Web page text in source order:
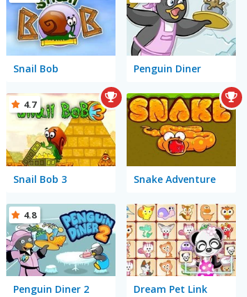
Snail Bob Penguin Diner
Snail Bob 3
4.7
Snake Adventure
Penguin Diner 2
4.8
Dream Pet Link